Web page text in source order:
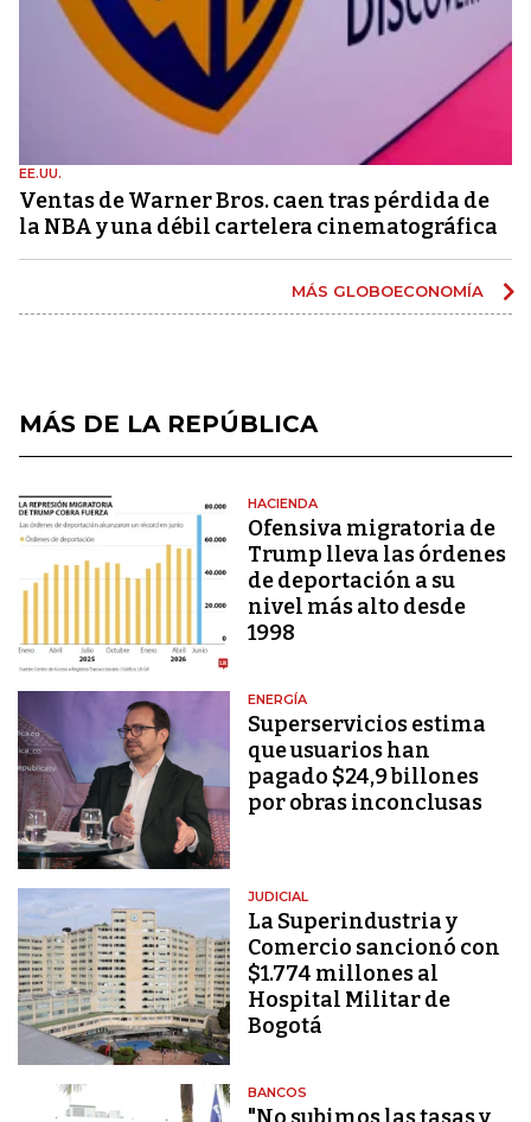
EE.UU.
Ventas de Warner Bros. caen tras pérdida de
la NBA y una débil cartelera cinematográfica
MÁS GLOBOECONOMÍA
MÁS DE LA REPÚBLICA
HACIENDA
Ofensiva migratoria de
Trump lleva las órdenes
de deportación a su
nivel más alto desde
1998
ENERGÍA
Superservicios estima
que usuarios han
pagado $24,9 billones
por obras inconclusas
JUDICIAL
La Superindustria y
Comercio sancionó con
$1.774 millones al
Hospital Militar de
Bogotá
BANCOS